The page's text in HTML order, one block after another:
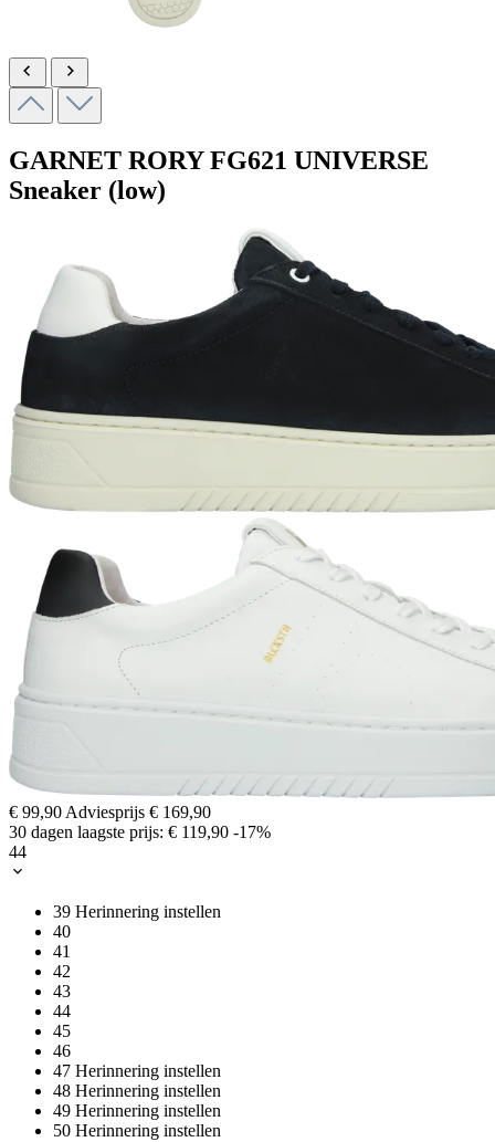
GARNET RORY FG621 UNIVERSE
Sneaker (low)
€ 99,90 Adviesprijs € 169,90
30 dagen laagste prijs: € 119,90 -17%
44
39 Herinnering instellen
40
41
42
43
44
45
46
47 Herinnering instellen
48 Herinnering instellen
49 Herinnering instellen
50 Herinnering instellen